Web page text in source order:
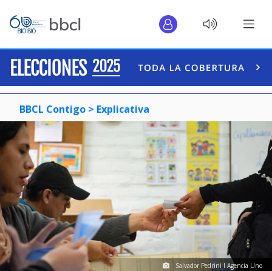
BBCL Contigo > Explicativa
Salvador Pedrini I Agencia Uno